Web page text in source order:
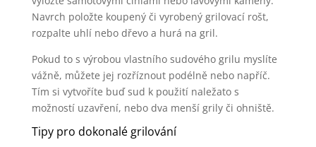
Navrch položte koupený či vyrobený grilovací rošt,
rozpalte uhlí nebo dřevo a hurá na gril.
Pokud to s výrobou vlastního sudového grilu myslíte
vážně, můžete jej rozříznout podélně nebo napříč.
Tím si vytvoříte buď sud k použití naležato s
možností uzavření, nebo dva menší grily či ohniště.
Tipy pro dokonalé grilování